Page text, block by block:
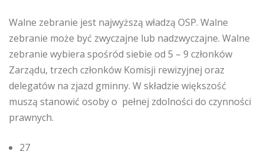
Walne zebranie jest najwyższą władzą OSP. Walne
zebranie może być zwyczajne lub nadzwyczajne. Walne
zebranie wybiera spośród siebie od 5 – 9 członków
Zarządu, trzech członków Komisji rewizyjnej oraz
delegatów na zjazd gminny. W składzie większość
muszą stanowić osoby o pełnej zdolności do czynności
prawnych.
27